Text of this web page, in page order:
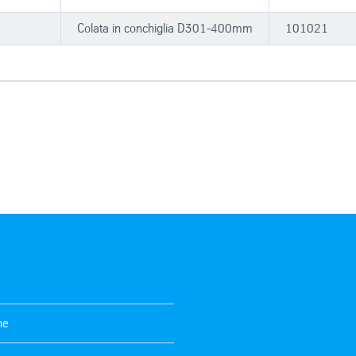
Colata in conchiglia D301-400mm 101021